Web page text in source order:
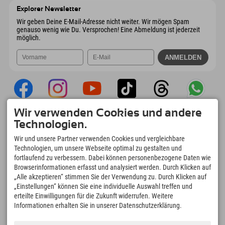
Explorer Newsletter
Wir geben Deine E-Mail-Adresse nicht weiter. Wir mögen Spam
genauso wenig wie Du. Versprochen! Eine Abmeldung ist jederzeit
möglich.
Explorer App
Upload Deiner #ExplorerMoments, Mein
Explorer To Go mit Buchungsübersicht,
Bucketlist, Restaurantübersicht uvm. Jetzt
downloaden!
Zeit für Explorer Moments
166 4.634km
Pisten zum Skifahren und
Wir verwenden Cookies und andere
Technologien.
Wir und unsere Partner verwenden Cookies und vergleichbare
Technologien, um unsere Webseite optimal zu gestalten und
fortlaufend zu verbessern. Dabei können personenbezogene Daten wie
Browserinformationen erfasst und analysiert werden. Durch Klicken auf
„Alle akzeptieren“ stimmen Sie der Verwendung zu. Durch Klicken auf
„Einstellungen“ können Sie eine individuelle Auswahl treffen und
erteilte Einwilligungen für die Zukunft widerrufen. Weitere
Informationen erhalten Sie in unserer Datenschutzerklärung.